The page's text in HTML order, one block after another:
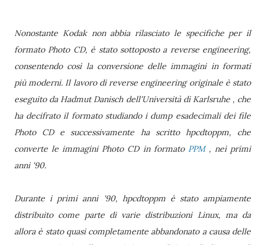
Nonostante Kodak non abbia rilasciato le specifiche per il
formato Photo CD, è stato sottoposto a reverse engineering,
consentendo così la conversione delle immagini in formati
più moderni. Il lavoro di reverse engineering originale è stato
eseguito da Hadmut Danisch dell'Università di Karlsruhe , che
ha decifrato il formato studiando i dump esadecimali dei file
Photo CD e successivamente ha scritto hpcdtoppm, che
converte le immagini Photo CD in formato PPM, nei primi
anni '90.
Durante i primi anni '90, hpcdtoppm è stato ampiamente
distribuito come parte di varie distribuzioni Linux, ma da
allora è stato quasi completamente abbandonato a causa delle